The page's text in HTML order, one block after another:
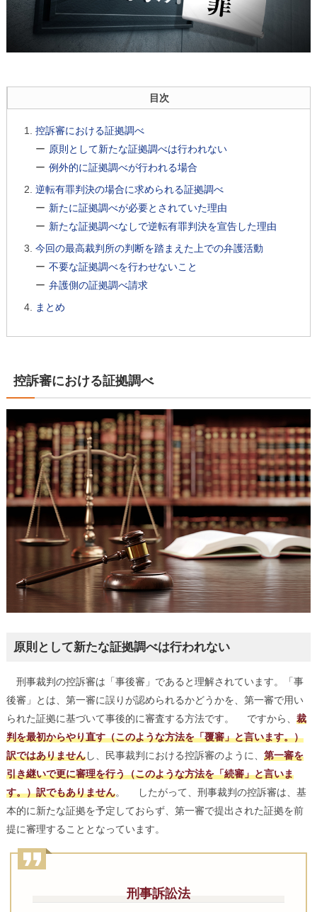
目次
控訴審における証拠調べ
原則として新たな証拠調べは行われない
例外的に証拠調べが行われる場合
逆転有罪判決の場合に求められる証拠調べ
新たに証拠調べが必要とされていた理由
新たな証拠調べなしで逆転有罪判決を宣告した理由
今回の最高裁判所の判断を踏まえた上での弁護活動
不要な証拠調べを行わせないこと
弁護側の証拠調べ請求
まとめ
控訴審における証拠調べ
原則として新たな証拠調べは行われない
刑事裁判の控訴審は「事後審」であると理解されています。「事
後審」とは、第一審に誤りが認められるかどうかを、第一審で用い
られた証拠に基づいて事後的に審査する方法です。 ですから、 裁
判を最初からやり直す（このような方法を「覆審」と言います。）
訳ではありませんし、民事裁判における控訴審のように、 第一審を
引き継いで更に審理を行う（このような方法を「続審」と言いま
す。）訳でもありません。 したがって、刑事裁判の控訴審は、基
本的に新たな証拠を予定しておらず、第一審で提出された証拠を前
提に審理することとなっています。
刑事訴訟法